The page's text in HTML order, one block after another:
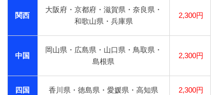
関西
大阪府・京都府・滋賀県・奈良県・
和歌山県・兵庫県
2,300円
中国
岡山県・広島県・山口県・鳥取県・
島根県
2,300円
四国 香川県・徳島県・愛媛県・高知県 2,300円